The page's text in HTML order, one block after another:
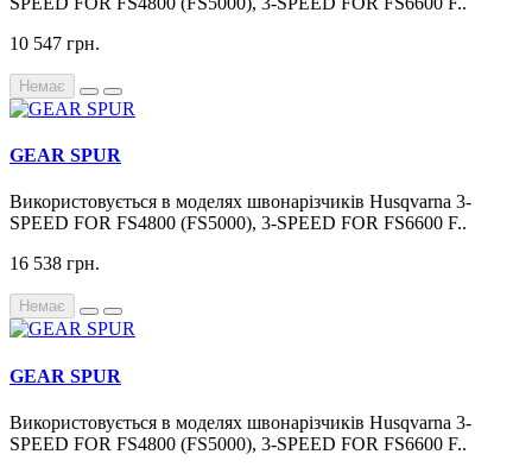
10 547 грн.
Немає
GEAR SPUR
Використовується в моделях швонарізчиків Husqvarna 3-
SPEED FOR FS4800 (FS5000), 3-SPEED FOR FS6600 F..
16 538 грн.
Немає
GEAR SPUR
Використовується в моделях швонарізчиків Husqvarna 3-
SPEED FOR FS4800 (FS5000), 3-SPEED FOR FS6600 F..